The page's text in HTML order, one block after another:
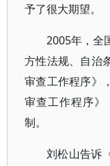
予了很大期望。
2005年，全
方性法规、自治
审查工作程序》
审查工作程序
制。
刘松山告诉